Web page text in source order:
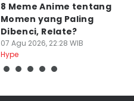
8 Meme Anime tentang
Momen yang Paling
Dibenci, Relate?
07 Agu 2026, 22:28 WIB
Hype